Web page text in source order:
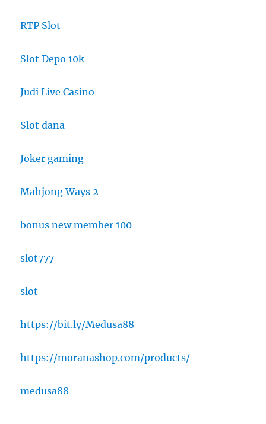
RTP Slot
Slot Depo 10k
Judi Live Casino
Slot dana
Joker gaming
Mahjong Ways 2
bonus new member 100
slot777
slot
https://bit.ly/Medusa88
https://moranashop.com/products/
medusa88